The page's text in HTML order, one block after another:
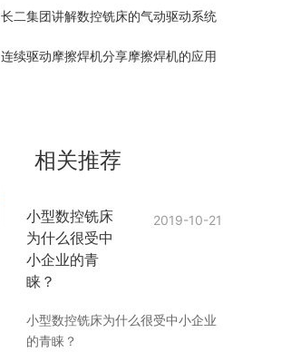
长二集团讲解数控铣床的气动驱动系统
连续驱动摩擦焊机分享摩擦焊机的应用
相关推荐
小型数控铣床
为什么很受中
小企业的青
睐？
2019-10-21
小型数控铣床为什么很受中小企业
的青睐？